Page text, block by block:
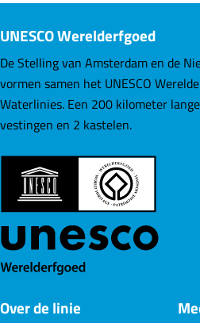
l
i
n
i
e
e
UNESCO Werelderfgoed
De Stelling van Amsterdam en de
vormen samen het UNESCO
Waterlinies. Een 200 kilometer
vestingen en 2 kastelen.
Over de linie